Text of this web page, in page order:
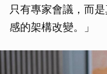
只有專家會議，而
感的架構改變。」